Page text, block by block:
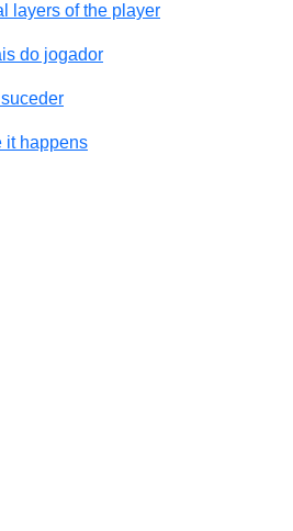
layers of the player
do jogador
it happens